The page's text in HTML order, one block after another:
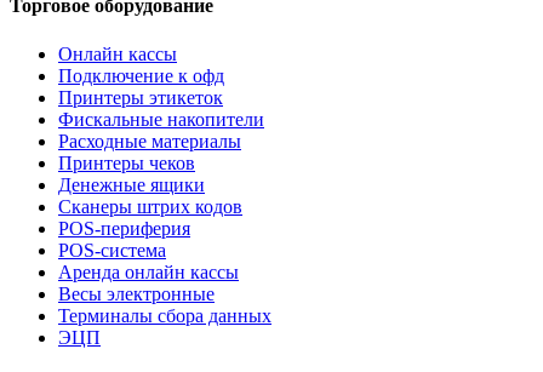
Торговое оборудование
Онлайн кассы
Подключение к офд
Принтеры этикеток
Фискальные накопители
Расходные материалы
Принтеры чеков
Денежные ящики
Сканеры штрих кодов
POS-периферия
POS-система
Аренда онлайн кассы
Весы электронные
Терминалы сбора данных
ЭЦП